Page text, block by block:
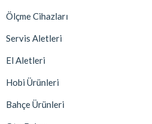
Ölçme Cihazları
Servis Aletleri
El Aletleri
Hobi Ürünleri
Bahçe Ürünleri